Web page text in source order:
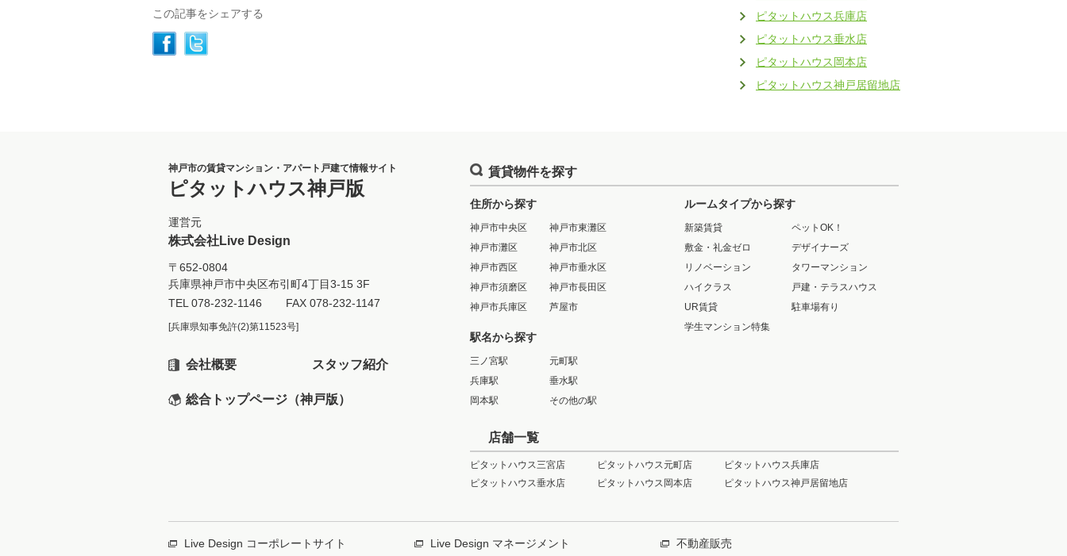
この記事をシェアする
ピタットハウス兵庫店
ピタットハウス垂水店
ピタットハウス岡本店
ピタットハウス神戸居留地店
神戸市の賃貸マンション・アパート戸建て情報サイト
ピタットハウス神戸版
運営元
株式会社Live Design
〒652-0804
兵庫県神戸市中央区布引町4丁目3-15 3F
TEL 078-232-1146 FAX 078-232-1147
[兵庫県知事免許(2)第11523号]
会社概要 スタッフ紹介
総合トップページ（神戸版）
賃貸物件を探す
住所から探す
神戸市中央区
神戸市東灘区
神戸市灘区
神戸市北区
神戸市西区
神戸市垂水区
神戸市須磨区
神戸市長田区
神戸市兵庫区
芦屋市
駅名から探す
三ノ宮駅
元町駅
兵庫駅
垂水駅
岡本駅
その他の駅
ルームタイプから探す
新築賃貸
ペットOK！
敷金・礼金ゼロ
デザイナーズ
リノベーション
タワーマンション
ハイクラス
戸建・テラスハウス
UR賃貸
駐車場有り
学生マンション特集
店舗一覧
ピタットハウス三宮店 ピタットハウス元町店
ピタットハウス兵庫店
ピタットハウス垂水店
ピタットハウス岡本店 ピタットハウス神戸居留地店
Live Design コーポレートサイト Live Design マネージメント 不動産販売